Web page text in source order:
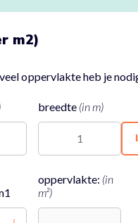
m2)
oppervlakte heb je
breedte (in m)
oppervlakte: (in
m²)